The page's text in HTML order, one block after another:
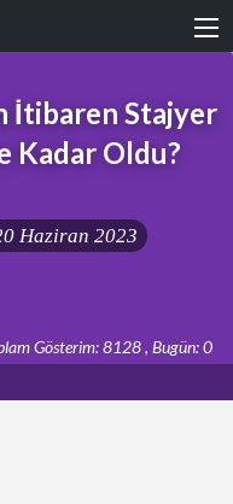
İtibaren Stajyer
Kadar Oldu?
Haziran 2023
Gösterim: 8128 , Bugün: 0